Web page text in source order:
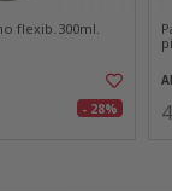
flexib.300ml.
- 28%